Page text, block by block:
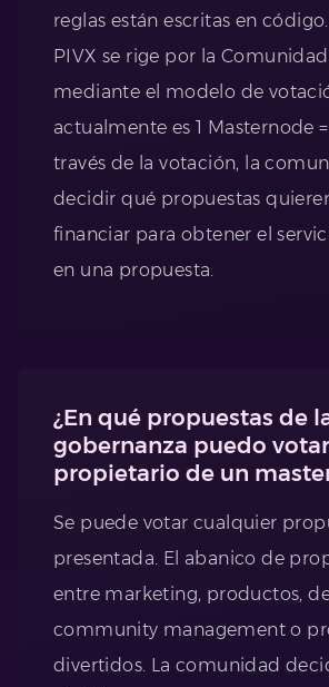
reglas están escritas en
PIVX se rige por la
mediante el modelo de
actualmente es 1 Masternode
través de la votación, la
decidir qué propuestas
financiar para obtener el
en una propuesta.
¿En qué propuestas de
gobernanza puedo
propietario de un
Se puede votar cualquier
presentada. El abanico de
entre marketing, productos,
community management o
divertidos. La comunidad